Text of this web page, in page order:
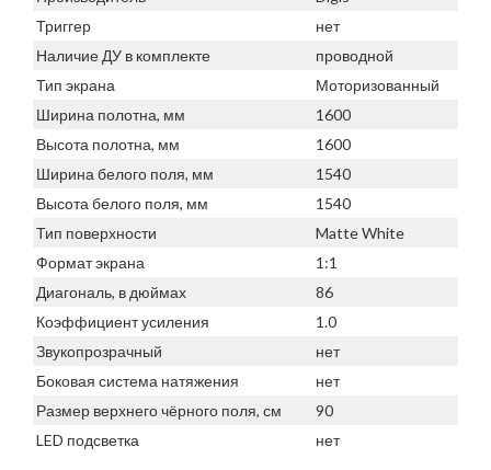
Триггер
нет
Наличие ДУ в комплекте
проводной
Тип экрана
Моторизованный
Ширина полотна, мм
1600
Высота полотна, мм
1600
Ширина белого поля, мм
1540
Высота белого поля, мм
1540
Тип поверхности
Matte White
Формат экрана
1:1
Диагональ, в дюймах
86
Коэффициент усиления
1.0
Звукопрозрачный
нет
Боковая система натяжения
нет
Размер верхнего чёрного поля, см
90
LED подсветка
нет